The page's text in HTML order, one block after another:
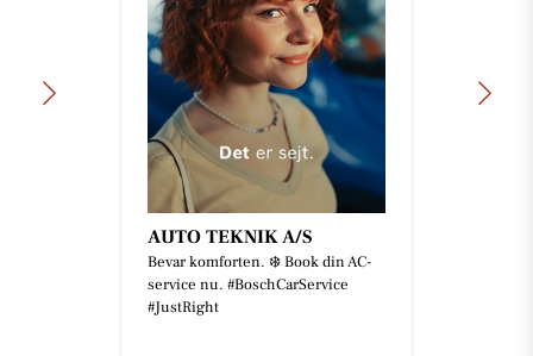
AUTO TEKNIK A/S
Bevar komforten. ❄️ Book din AC-
service nu. #BoschCarService
#JustRight